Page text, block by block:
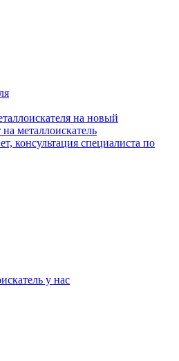
на новый
металлоискатель
консультация специалиста по
у нас